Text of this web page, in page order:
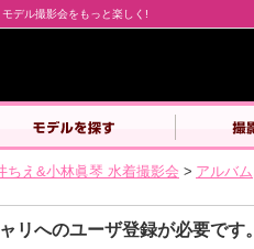
デル撮影会をもっと楽しく!
ちえ&小林眞琴 水着撮影会 > アルバム
リへのユーザ登録が必要です。